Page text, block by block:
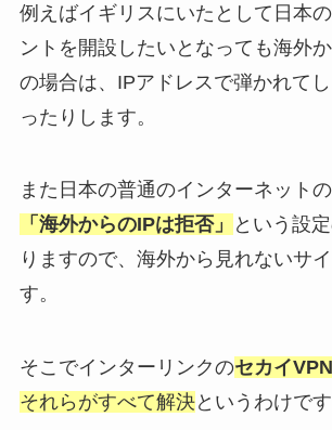
例えばイギリスにいたとして日本
ントを開設したいとなっても海外
の場合は、IPアドレスで弾かれて
ったりします。
また日本の普通のインターネット
「海外からのIPは拒否」
という設
りますので、海外から見れないサ
す。
そこでインターリンクのセカイVPN
それらがすべて解決というわけです